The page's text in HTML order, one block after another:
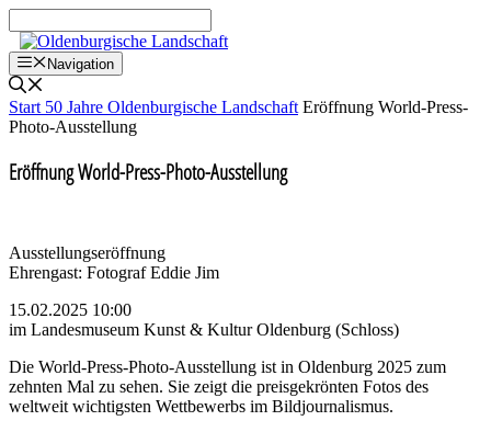
Inhalt
springenNavigation
Start 50 Jahre Oldenburgische Landschaft Eröffnung World-Press-
Photo-Ausstellung
Eröffnung World-Press-Photo-Ausstellung
Ausstellungseröffnung
Ehrengast: Fotograf Eddie Jim
15.02.2025 10:00
im Landesmuseum Kunst & Kultur Oldenburg (Schloss)
Die World-Press-Photo-Ausstellung ist in Oldenburg 2025 zum
zehnten Mal zu sehen. Sie zeigt die preisgekrönten Fotos des
weltweit wichtigsten Wettbewerbs im Bildjournalismus.